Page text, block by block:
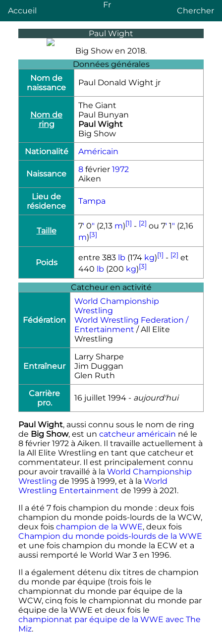
Accueil
Fr
Chercher
Paul Wight
Big Show en 2018.
Données générales
Nom de
naissance
Paul Donald Wight jr
Nom de
ring
The Giant
Paul Bunyan
Paul Wight
Big Show
Nationalité
Américain
Naissance 8 février 1972
Aiken
Lieu de
résidence
Tampa
Taille
7′ 0″ (2,13 m)[1] - [2] ou 7′ 1″ (2,16
m)[3]
Poids
entre 383 lb (174 kg)[1] - [2] et
440 lb (200 kg)[3]
Catcheur en activité
Fédération
World Championship
Wrestling
World Wrestling Federation /
Entertainment / All Elite
Wrestling
Entraîneur
Larry Sharpe
Jim Duggan
Glen Ruth
Carrière
pro.
16 juillet 1994 - aujourd'hui
Paul Wight, aussi connu sous le nom de ring
de Big Show, est un catcheur américain né le
8 février 1972 à Aiken. Il travaille actuellement à
la All Elite Wrestling en tant que catcheur et
commentateur. Il est principalement connu
pour avoir travaillé à la World Championship
Wrestling de 1995 à 1999, et à la World
Wrestling Entertainment de 1999 à 2021.
Il a été 7 fois champion du monde : deux fois
champion du monde poids-lourds de la WCW,
deux fois champion de la WWE, deux fois
Champion du monde poids-lourds de la WWE
et une fois champion du monde la ECW et a
aussi remporté le World War 3 en 1996.
Il a également détenu dix titres de champion
du monde par équipe (trois fois le
championnat du monde par équipe de la
WCW, cinq fois le championnat du monde par
équipe de la WWE et deux fois le
championnat par équipe de la WWE avec The
Miz.